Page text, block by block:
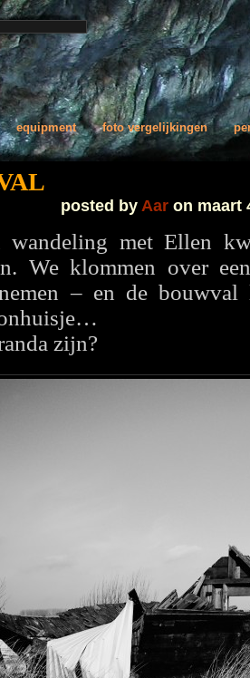
equipment foto vergelijkingen
posted by Aar on maart
wandeling met Ellen
We klommen over
– en de bouwval
zijn?